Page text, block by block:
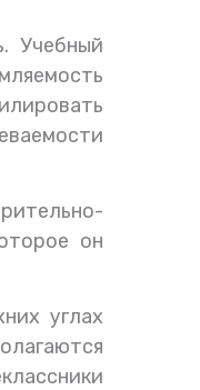
Учебный
он
углах